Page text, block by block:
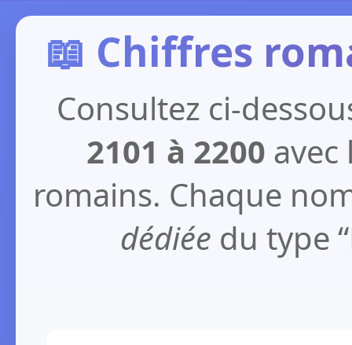
📖 Chiffres
Consultez ci-
2101 à 2200
romains. Chaque
dédiée du type